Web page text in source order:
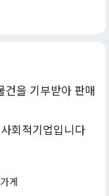
을 기부받아 판매
회적기업입니다
게